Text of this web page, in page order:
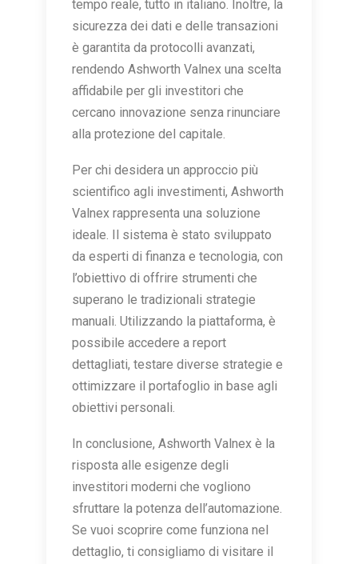
tempo reale, tutto in italiano. Inoltre, la
sicurezza dei dati e delle transazioni
è garantita da protocolli avanzati,
rendendo Ashworth Valnex una scelta
affidabile per gli investitori che
cercano innovazione senza rinunciare
alla protezione del capitale.
Per chi desidera un approccio più
scientifico agli investimenti, Ashworth
Valnex rappresenta una soluzione
ideale. Il sistema è stato sviluppato
da esperti di finanza e tecnologia, con
l’obiettivo di offrire strumenti che
superano le tradizionali strategie
manuali. Utilizzando la piattaforma, è
possibile accedere a report
dettagliati, testare diverse strategie e
ottimizzare il portafoglio in base agli
obiettivi personali.
In conclusione, Ashworth Valnex è la
risposta alle esigenze degli
investitori moderni che vogliono
sfruttare la potenza dell’automazione.
Se vuoi scoprire come funziona nel
dettaglio, ti consigliamo di visitare il